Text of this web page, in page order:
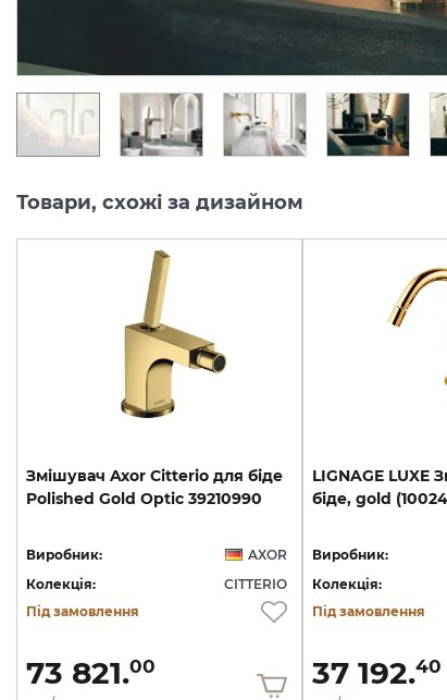
94 936.
Товари, схожі за дизайном
Змішувач Axor Citterio для біде
Polished Gold Optic 39210990
Виробник:
AXOR
Колекція:
CITTERIO
Під замовлення
73 821.00
LIGNAGE LUXE
біде, gold
Виробник:
Колекція:
Під замовлення
37 192.40